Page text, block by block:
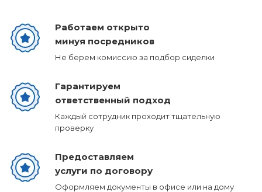
Работаем открыто
минуя посредников
Не берем комиссию за подбор сиделки
Гарантируем
ответственный подход
Каждый сотрудник проходит тщательную
проверку
Предоставляем
услуги по договору
Оформляем документы в офисе или на дому